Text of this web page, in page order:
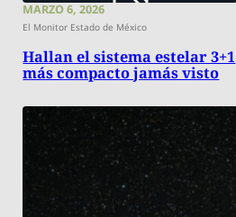
MARZO 6, 2026
El Monitor Estado de México
Hallan el sistema estelar 3+1
más compacto jamás visto